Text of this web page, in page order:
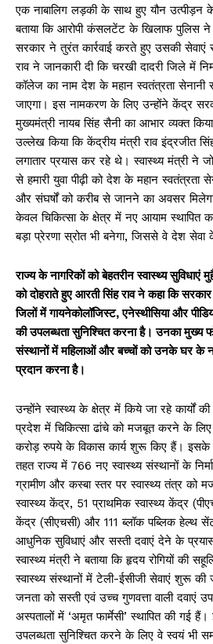
एक नाबालिग लड़की के साथ हुए यौन
बताया कि आरोपी कंसलटेंट के खिलाफ पुलिस ने
सरकार ने तुरंत कार्रवाई करते हुए उसकी सेवाएं
राव ने जानकारी दी कि चरखी दादरी जिले में
कॉलेज का नाम देश के महान स्वतंत्रता सेनानी
जाएगा। इस नामकरण के लिए उन्होंने केंद्र
मुख्यमंत्री नायब सिंह सैनी का आभार व्यक्त
उल्लेख किया कि केंद्रीय मंत्री राव इंद्रजीत
लगातार प्रयास कर रहे थे। स्वास्थ्य मंत्री ने
से हमारी युवा पीढ़ी को देश के महान स्वतंत्रता
और संघर्षों को करीब से जानने का अवसर
केवल चिकित्सा के क्षेत्र में नए आयाम स्थापित
बड़ा प्रेरणा स्रोत भी बनेगा, जिससे वे देश सेवा
राज्य के नागरिकों को बेहतरीन स्वास्थ्य सुविधाएं
को दोहराते हुए आरती सिंह राव ने कहा कि सरकार
जिलों में गायनेकोलॉजिस्ट, एनेस्थीसिया और
की उपलब्धता सुनिश्चित करना है। उनका मुख्य
संस्थानों में महिलाओं और बच्चों को उनके घर के
प्रदान करना है।
उन्होंने स्वास्थ्य के क्षेत्र में किये जा रहे कार्यों
प्रदेश में चिकित्सा ढांचे को मजबूत करने के
करोड़ रुपये के विकास कार्य शुरू किए हैं। इसके
तहत राज्य में 766 नए स्वास्थ्य संस्थानों के
ग्रामीण और कस्बा स्तर पर स्वास्थ्य तंत्र
स्वास्थ्य केंद्र, 51 प्राथमिक स्वास्थ्य केंद्र
केंद्र (सीएचसी) और 111 ब्लॉक पब्लिक हेल्थ
आधुनिक सुविधाएं और सस्ती दवाएं देने के
स्वास्थ्य मंत्री ने बताया कि हृदय रोगियों की
स्वास्थ्य संस्थानों में टेली-ईसीजी सेवाएं शुरू
जनता को सस्ती एवं उच्च गुणवत्ता वाली दवाएं
अस्पतालों में ‘अमृत फार्मेसी’ स्थापित की गई
उपलब्धता सुनिश्चित करने के लिए वे स्वयं भी